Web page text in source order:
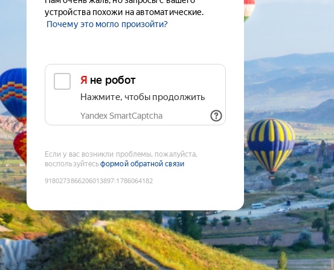
устройства похожи на автоматические.
Почему это могло произойти?
Я не робот
Нажмите, чтобы продолжить
Yandex SmartCaptcha
Если у вас возникли проблемы, пожалуйста,
воспользуйтесьформой обратной связи
9180273866206013897:1786064182